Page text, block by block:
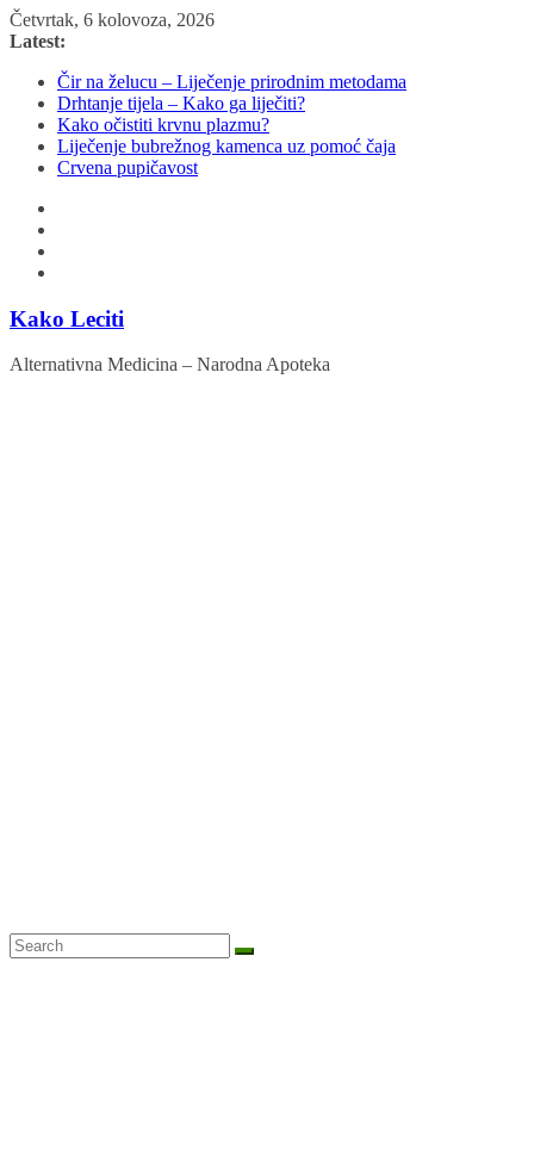
Skip
to
Četvrtak, 6 kolovoza, 2026
Latest:
Čir na želucu – Liječenje prirodnim metodama
Drhtanje tijela – Kako ga liječiti?
Kako očistiti krvnu plazmu?
Liječenje bubrežnog kamenca uz pomoć čaja
Crvena pupičavost
Kako Leciti
Alternativna Medicina – Narodna Apoteka